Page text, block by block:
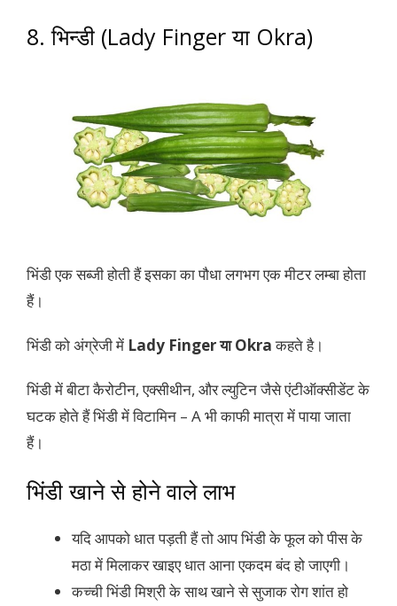
8. भिन्डी (Lady Finger या Okra)
भिंडी एक सब्जी होती हैं इसका का पौधा लगभग एक मीटर लम्बा होता
हैं।
भिंडी को अंग्रेजी में Lady Finger या Okraकहते है।
भिंडी में बीटा कैरोटीन, एक्सीथीन, और ल्युटिन जैसे एंटीऑक्सीडेंट के
घटक होते हैं भिंडी में विटामिन – A भी काफी मात्रा में पाया जाता
हैं।
भिंडी खाने से होने वाले लाभ
यदि आपको धात पड़ती हैं तो आप भिंडी के फूल को पीस के
मठा में मिलाकर खाइए धात आना एकदम बंद हो जाएगी।
कच्ची भिंडी मिश्री के साथ खाने से सुजाक रोग शांत हो